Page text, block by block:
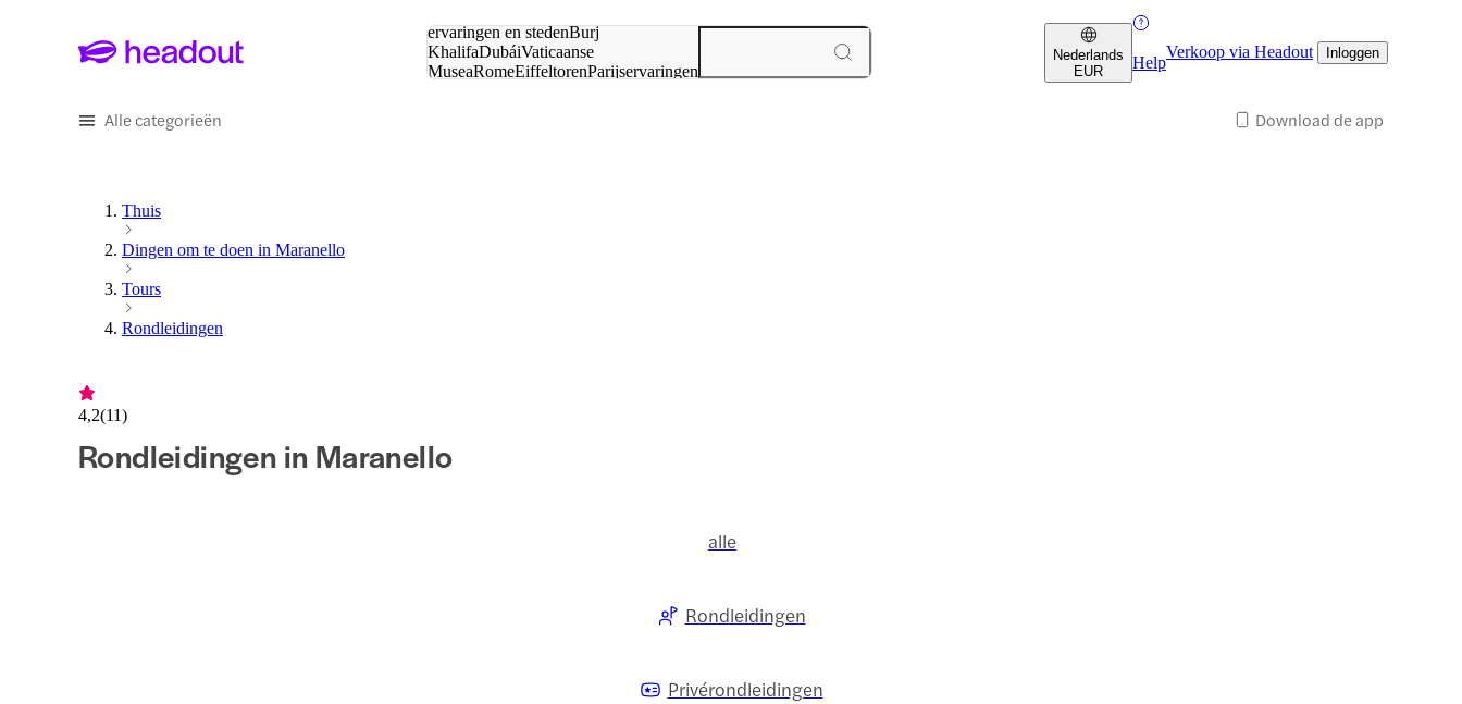
ervaringen en stedenBurj
KhalifaDubáiVaticaanse
MuseaRomeEiffeltorenParijservaringen
Nederlands
EUR
Help
Verkoop via Headout Inloggen
Alle categorieën Download de app
Thuis
Dingen om te doen in Maranello
Tours
Rondleidingen
4,2(11)
Rondleidingen in Maranello
alle
Rondleidingen
Privérondleidingen